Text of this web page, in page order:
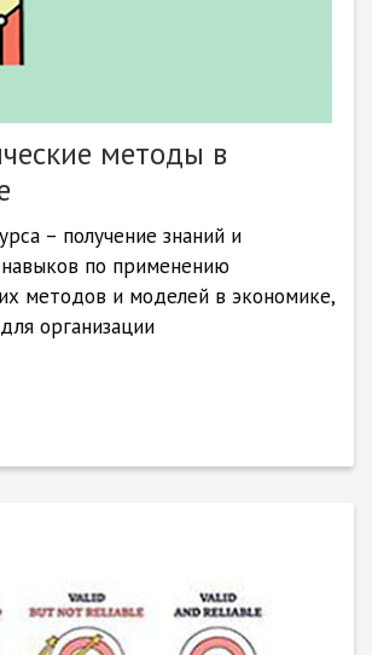
методы в
– получение знаний и
по применению
методов и моделей в экономике,
организации